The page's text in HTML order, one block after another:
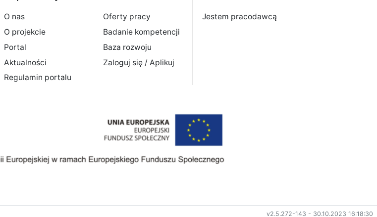
O nas
O projekcie
Portal
Aktualności
Regulamin portalu
Oferty pracy
Badanie kompetencji
Baza rozwoju
Zaloguj się / Aplikuj
Jestem pracodawcą
v2.5.272-143 - 30.10.2023 16:18:30